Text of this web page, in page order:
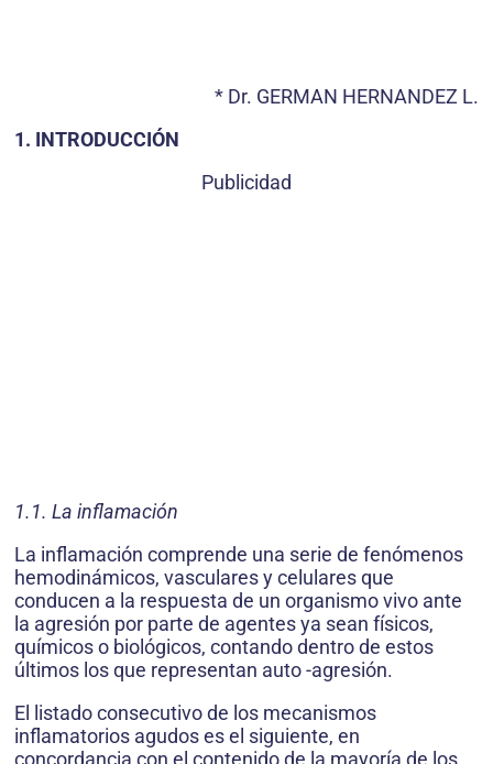
* Dr. GERMAN HERNANDEZ L.
1. INTRODUCCIÓN
Publicidad
1.1. La inflamación
La inflamación comprende una serie de fenómenos
hemodinámicos, vasculares y celulares que
conducen a la respuesta de un organismo vivo ante
la agresión por parte de agentes ya sean físicos,
químicos o biológicos, contando dentro de estos
últimos los que representan auto -agresión.
El listado consecutivo de los mecanismos
inflamatorios agudos es el siguiente, en
concordancia con el contenido de la mayoría de los